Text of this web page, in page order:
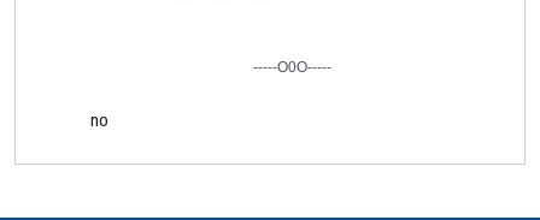
-----О0О-----
no